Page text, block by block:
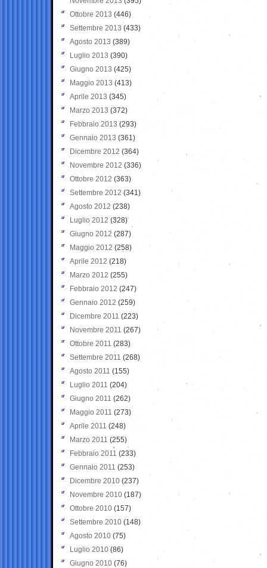
Ottobre 2013 (446)
Settembre 2013 (433)
Agosto 2013 (389)
Luglio 2013 (390)
Giugno 2013 (425)
Maggio 2013 (413)
Aprile 2013 (345)
Marzo 2013 (372)
Febbraio 2013 (293)
Gennaio 2013 (361)
Dicembre 2012 (364)
Novembre 2012 (336)
Ottobre 2012 (363)
Settembre 2012 (341)
Agosto 2012 (238)
Luglio 2012 (328)
Giugno 2012 (287)
Maggio 2012 (258)
Aprile 2012 (218)
Marzo 2012 (255)
Febbraio 2012 (247)
Gennaio 2012 (259)
Dicembre 2011 (223)
Novembre 2011 (267)
Ottobre 2011 (283)
Settembre 2011 (268)
Agosto 2011 (155)
Luglio 2011 (204)
Giugno 2011 (262)
Maggio 2011 (273)
Aprile 2011 (248)
Marzo 2011 (255)
Febbraio 2011 (233)
Gennaio 2011 (253)
Dicembre 2010 (237)
Novembre 2010 (187)
Ottobre 2010 (157)
Settembre 2010 (148)
Agosto 2010 (75)
Luglio 2010 (86)
Giugno 2010 (76)